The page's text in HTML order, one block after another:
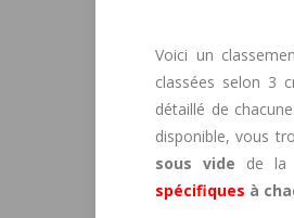
Voici un
classées selon 3
détaillé de
disponible, vous
sous vide de la
spécifiques à